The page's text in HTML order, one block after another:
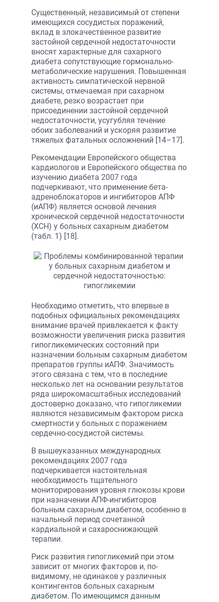
Существенный, независимый от степени
имеющихся сосудистых поражений,
вклад в злокачественное развитие
застойной сердечной недостаточности
вносят характерные для сахарного
диабета сопутствующие гормонально-
метаболические нарушения. Повышенная
активность симпатической нервной
системы, отмечаемая при сахарном
диабете, резко возрастает при
присоединении застойной сердечной
недостаточности, усугубляя течение
обоих заболеваний и ускоряя развитие
тяжелых фатальных осложнений [14–17].
Рекомендации Европейского общества
кардиологов и Европейского общества по
изучению диабета 2007 года
подчеркивают, что применение бета-
адреноблокаторов и ингибиторов АПФ
(иАПФ) является основой лечения
хронической сердечной недостаточности
(ХСН) у больных сахарным диабетом
(табл. 1) [18].
Необходимо отметить, что впервые в
подобных официальных рекомендациях
внимание врачей привлекается к факту
возможности увеличения риска развития
гипогликемических состояний при
назначении больным сахарным диабетом
препаратов группы иАПФ. Значимость
этого связана с тем, что в последние
несколько лет на основании результатов
ряда широкомасштабных исследований
достоверно доказано, что гипогликемии
являются независимым фактором риска
смертности у больных с поражением
сердечно-сосудистой системы.
В вышеуказанных международных
рекомендациях 2007 года
подчеркивается настоятельная
необходимость тщательного
мониторирования уровня глюкозы крови
при назначении АПФ-ингибиторов
больным сахарным диабетом, особенно в
начальный период сочетанной
кардиальной и сахароснижающей
терапии.
Риск развития гипогликемий при этом
зависит от многих факторов и, по-
видимому, не одинаков у различных
контингентов больных сахарным
диабетом. По имеющимся данным